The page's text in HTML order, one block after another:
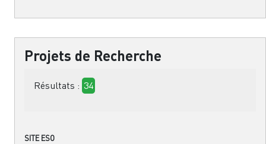
Projets de Recherche
Résultats : 34
SITE ESO